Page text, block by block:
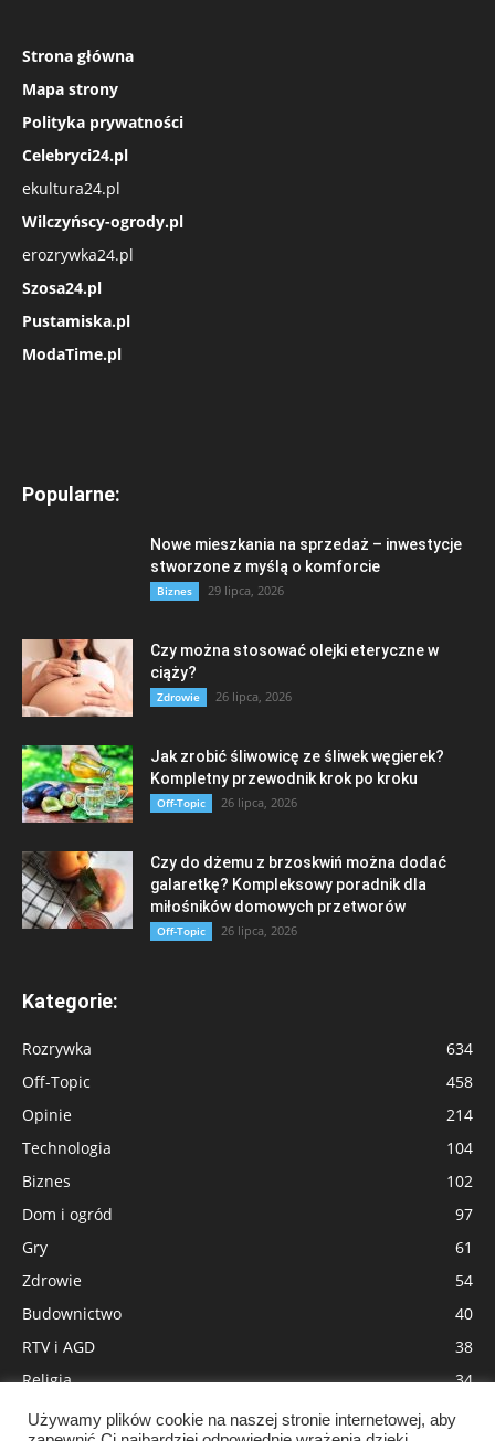
Strona główna
Mapa strony
Polityka prywatności
Celebryci24.pl
ekultura24.pl
Wilczyńscy-ogrody.pl
erozrywka24.pl
Szosa24.pl
Pustamiska.pl
ModaTime.pl
Popularne:
Nowe mieszkania na sprzedaż – inwestycje
stworzone z myślą o komforcie
Biznes 29 lipca, 2026
Czy można stosować olejki eteryczne w
ciąży?
Zdrowie 26 lipca, 2026
Jak zrobić śliwowicę ze śliwek węgierek?
Kompletny przewodnik krok po kroku
Off-Topic 26 lipca, 2026
Czy do dżemu z brzoskwiń można dodać
galaretkę? Kompleksowy poradnik dla
miłośników domowych przetworów
Off-Topic 26 lipca, 2026
Kategorie:
Rozrywka
634
Off-Topic
458
Opinie
214
Technologia
104
Biznes
102
Dom i ogród
97
Gry
61
Zdrowie
54
Budownictwo
40
RTV i AGD
38
Religia
34
Moda
31
Używamy plików cookie na naszej stronie internetowej, aby